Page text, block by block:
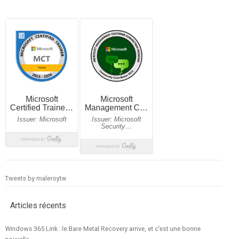
Tweets by maleroytw
Articles récents
Windows 365 Link : le Bare Metal Recovery arrive, et c’est une bonne